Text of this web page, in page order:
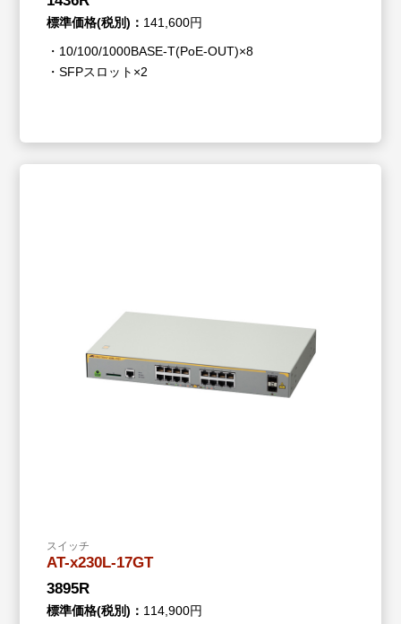
標準価格(税別)： 141,600円
・10/100/1000BASE-T(PoE-OUT)×8
・SFPスロット×2
スイッチ
AT-x230L-17GT
3895R
標準価格(税別)： 114,900円